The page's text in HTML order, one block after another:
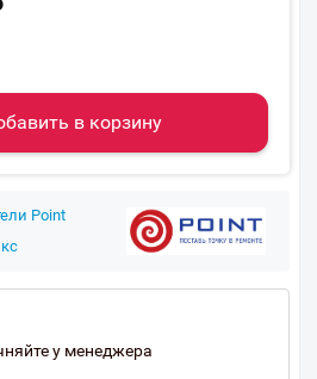
в корзину
Point
у менеджера